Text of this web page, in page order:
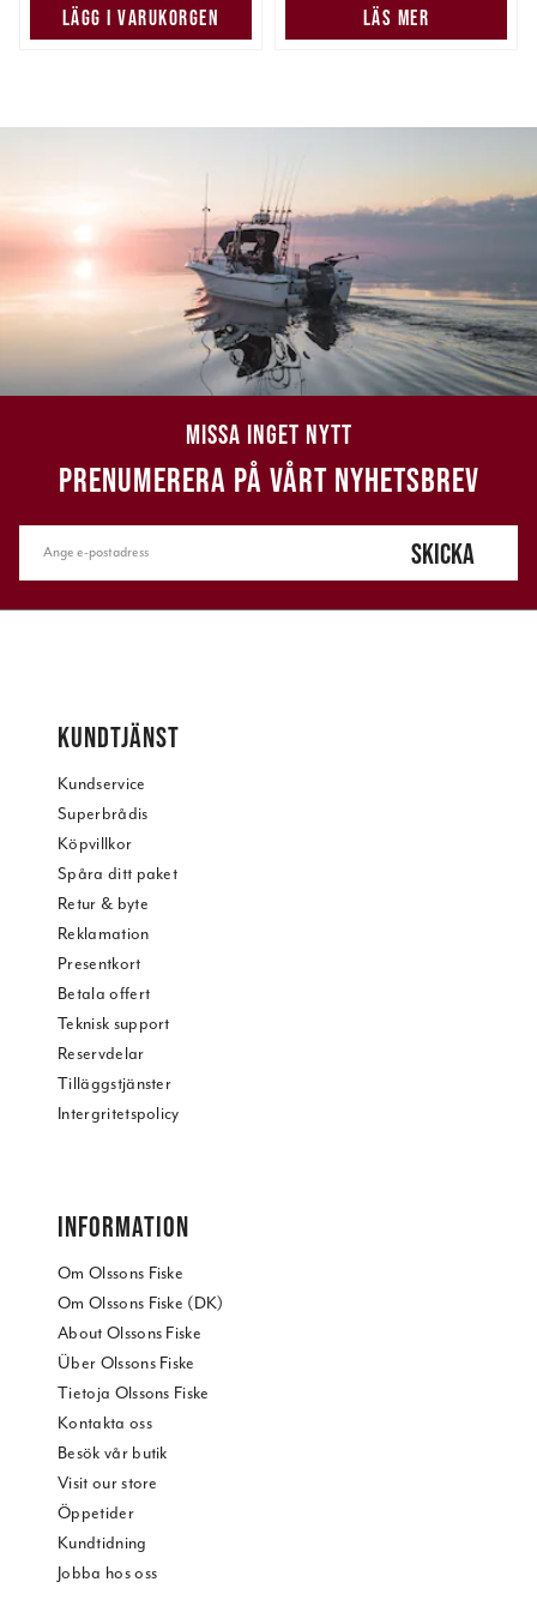
LÄGG I VARUKORGEN LÄS MER
MISSA INGET NYTT
PRENUMERERA PÅ VÅRT NYHETSBREV
SKICKA
KUNDTJÄNST
Kundservice
Superbrådis
Köpvillkor
Spåra ditt paket
Retur & byte
Reklamation
Presentkort
Betala offert
Teknisk support
Reservdelar
Tilläggstjänster
Intergritetspolicy
INFORMATION
Om Olssons Fiske
Om Olssons Fiske (DK)
About Olssons Fiske
Über Olssons Fiske
Tietoja Olssons Fiske
Kontakta oss
Besök vår butik
Visit our store
Öppetider
Kundtidning
Jobba hos oss